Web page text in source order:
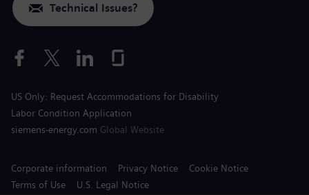
Technical Issues?
US Only: Request Accommodations for Disability
Labor Condition Application
siemens-energy.com Global Website
Corporate information Privacy Notice
Cookie Notice
Terms of Use
U.S. Legal Notice